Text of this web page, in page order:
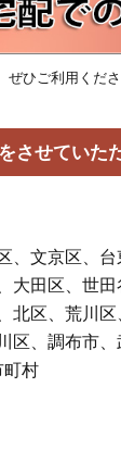
ひご利用くださ
させていた
、文京区、
大田区、世
北区、荒川
区、調布市、
町村